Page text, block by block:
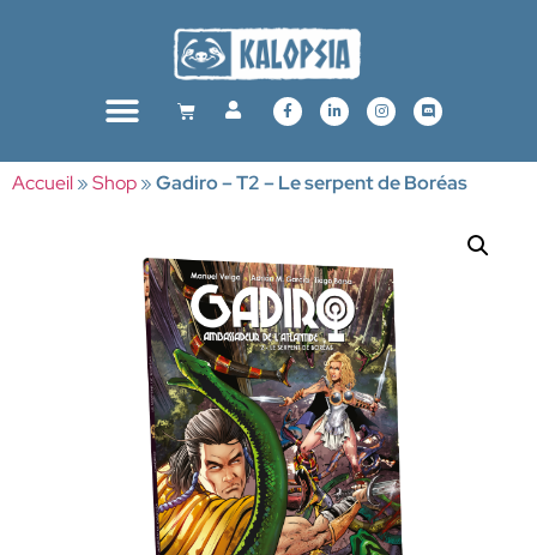
Accueil»Shop»Gadiro – T2 – Le serpent de Boréas